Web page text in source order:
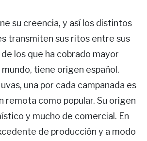
su creencia, y así los distintos
transmiten sus ritos entre sus
los que ha cobrado mayor
tiene origen español.
una por cada campanada es
remota como popular. Su origen
y mucho de comercial. En
de producción y a modo